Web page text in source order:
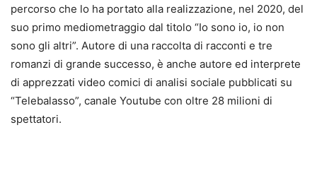
percorso che lo ha portato alla realizzazione, nel 2020, del
suo primo mediometraggio dal titolo “Io sono io, io non
sono gli altri”. Autore di una raccolta di racconti e tre
romanzi di grande successo, è anche autore ed interprete
di apprezzati video comici di analisi sociale pubblicati su
“Telebalasso”, canale Youtube con oltre 28 milioni di
spettatori.